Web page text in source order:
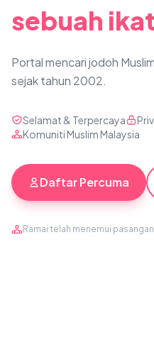
sebuah
Portal mencari jodoh
sejak tahun 2002.
Selamat & Terpercaya
Komuniti Muslim Malaysia
Daftar Percuma
Ramai telah menemui